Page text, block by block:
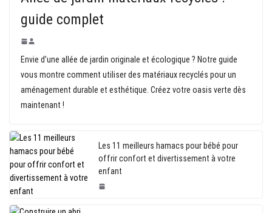
guide complet
Envie d’une allée de jardin originale et écologique ? Notre guide
vous montre comment utiliser des matériaux recyclés pour un
aménagement durable et esthétique. Créez votre oasis verte dès
maintenant !
Les 11 meilleurs hamacs pour bébé pour
offrir confort et divertissement à votre
enfant